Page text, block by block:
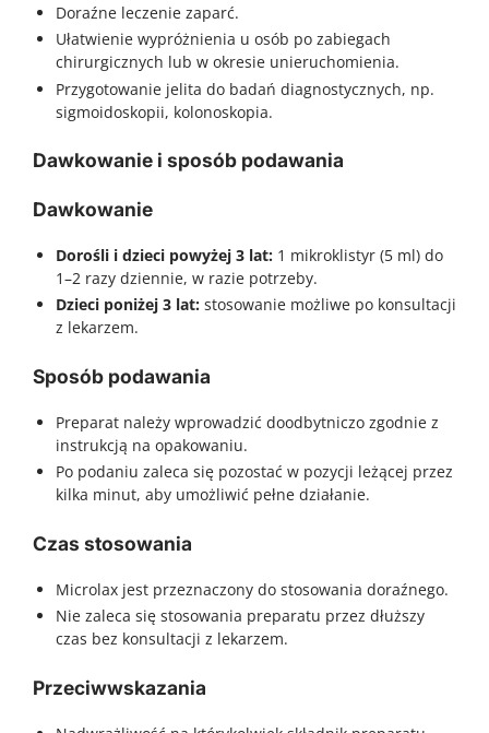
Doraźne leczenie zaparć.
Ułatwienie wypróżnienia u osób po zabiegach
chirurgicznych lub w okresie unieruchomienia.
Przygotowanie jelita do badań diagnostycznych, np.
sigmoidoskopii, kolonoskopia.
Dawkowanie i sposób podawania
Dawkowanie
Dorośli i dzieci powyżej 3 lat: 1 mikroklistyr (5 ml) do
1–2 razy dziennie, w razie potrzeby.
Dzieci poniżej 3 lat: stosowanie możliwe po konsultacji
z lekarzem.
Sposób podawania
Preparat należy wprowadzić doodbytniczo zgodnie z
instrukcją na opakowaniu.
Po podaniu zaleca się pozostać w pozycji leżącej przez
kilka minut, aby umożliwić pełne działanie.
Czas stosowania
Microlax jest przeznaczony do stosowania doraźnego.
Nie zaleca się stosowania preparatu przez dłuższy
czas bez konsultacji z lekarzem.
Przeciwwskazania